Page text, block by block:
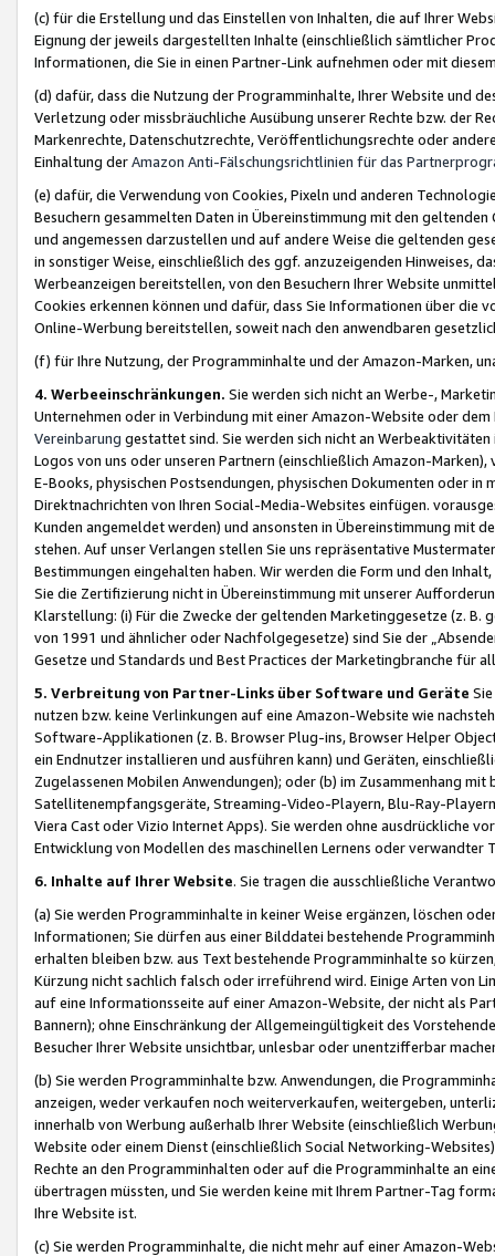
(c) für die Erstellung und das Einstellen von Inhalten, die auf Ihrer
Eignung der jeweils dargestellten Inhalte (einschließlich sämtlicher
Informationen, die Sie in einen Partner-Link aufnehmen oder mit
(d) dafür, dass die Nutzung der Programminhalte, Ihrer Website und
Verletzung oder missbräuchliche Ausübung unserer Rechte bzw. der
Markenrechte, Datenschutzrechte, Veröffentlichungsrechte oder
Einhaltung derAmazon Anti-Fälschungsrichtlinien für das
(e) dafür, die Verwendung von Cookies, Pixeln und anderen
Besuchern gesammelten Daten in Übereinstimmung mit den
und angemessen darzustellen und auf andere Weise die geltenden
in sonstiger Weise, einschließlich des ggf. anzuzeigenden Hinweises,
Werbeanzeigen bereitstellen, von den Besuchern Ihrer Website
Cookies erkennen können und dafür, dass Sie Informationen über die
Online-Werbung bereitstellen, soweit nach den anwendbaren
(f) für Ihre Nutzung, der Programminhalte und der Amazon-Marken,
4. Werbeeinschränkungen. Sie werden sich nicht an Werbe-,
Unternehmen oder in Verbindung mit einer Amazon-Website oder
Vereinbarung gestattet sind. Sie werden sich nicht an
Logos von uns oder unseren Partnern (einschließlich Amazon-
E-Books, physischen Postsendungen, physischen Dokumenten oder in
Direktnachrichten von Ihren Social-Media-Websites einfügen.
Kunden angemeldet werden) und ansonsten in Übereinstimmung mit
stehen. Auf unser Verlangen stellen Sie uns repräsentative
Bestimmungen eingehalten haben. Wir werden die Form und den
Sie die Zertifizierung nicht in Übereinstimmung mit unserer
Klarstellung: (i) Für die Zwecke der geltenden Marketinggesetze (z. B.
von 1991 und ähnlicher oder Nachfolgegesetze) sind Sie der
Gesetze und Standards und Best Practices der Marketingbranche für
5. Verbreitung von Partner-Links über Software und Geräte
nutzen bzw. keine Verlinkungen auf eine Amazon-Website wie
Software-Applikationen (z. B. Browser Plug-ins, Browser Helper
ein Endnutzer installieren und ausführen kann) und Geräten,
Zugelassenen Mobilen Anwendungen); oder (b) im Zusammenhang
Satellitenempfangsgeräte, Streaming-Video-Playern, Blu-Ray-
Viera Cast oder Vizio Internet Apps). Sie werden ohne ausdrückliche
Entwicklung von Modellen des maschinellen Lernens oder
6. Inhalte auf Ihrer Website. Sie tragen die ausschließliche
(a) Sie werden Programminhalte in keiner Weise ergänzen, löschen
Informationen; Sie dürfen aus einer Bilddatei bestehende
erhalten bleiben bzw. aus Text bestehende Programminhalte so
Kürzung nicht sachlich falsch oder irreführend wird. Einige Arten von
auf eine Informationsseite auf einer Amazon-Website, der nicht als
Bannern); ohne Einschränkung der Allgemeingültigkeit des
Besucher Ihrer Website unsichtbar, unlesbar oder unentzifferbar
(b) Sie werden Programminhalte bzw. Anwendungen, die
anzeigen, weder verkaufen noch weiterverkaufen, weitergeben,
innerhalb von Werbung außerhalb Ihrer Website (einschließlich
Website oder einem Dienst (einschließlich Social Networking-
Rechte an den Programminhalten oder auf die Programminhalte an
übertragen müssten, und Sie werden keine mit Ihrem Partner-Tag
Ihre Website ist.
(c) Sie werden Programminhalte, die nicht mehr auf einer Amazon-